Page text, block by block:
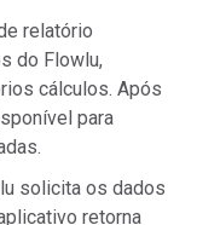
relatório
do Flowlu,
cálculos. Após
para
solicita os dados
retorna